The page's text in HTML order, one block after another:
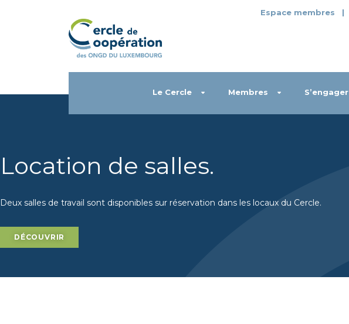
Espace membres |
Le Cercle Membres S’engager
Location de salles.
Deux salles de travail sont disponibles sur réservation dans les locaux du Cercle.
DÉCOUVRIR